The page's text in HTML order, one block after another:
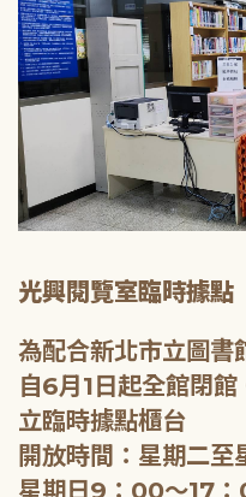
光興閱覽室臨時據點
為配合新北市立圖書
自6月1日起全館閉
立臨時據點櫃台
開放時間：星期二
星期日9：00～17